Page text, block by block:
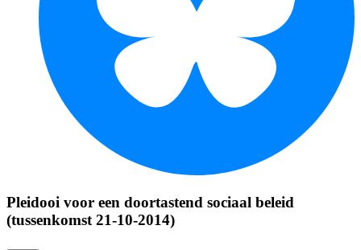
Pleidooi voor een doortastend sociaal beleid
(tussenkomst 21-10-2014)